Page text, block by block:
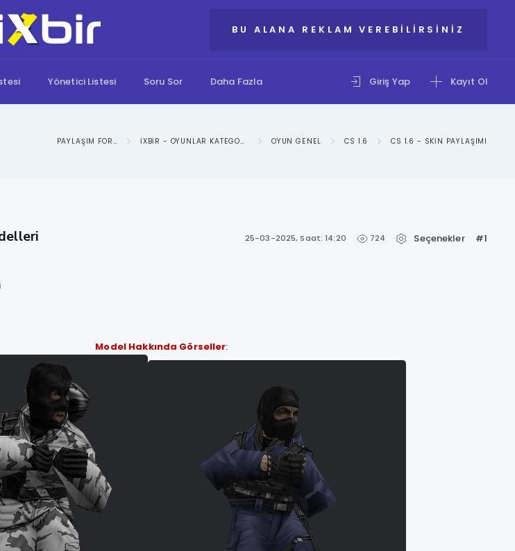
BU ALANA REKLAM VEREBILIRSINIZ
Yönetici Listesi Soru Sor Daha Fazla Giriş Yap Kayıt Ol
IXBIR: BILGI PAYLAŞIM FORUMU IXBIR - OYUNLAR KATEGORISI OYUN GENEL CS 1.6 CS 1.6 - SKIN PAYLAŞIMI
25-03-2025, Saat: 14:20 724 Seçenekler #1
Model Hakkında Görseller: